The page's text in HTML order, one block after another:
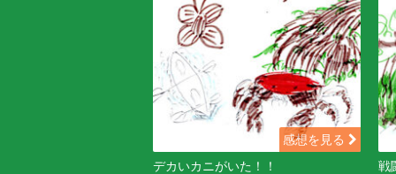
感想を見る
デカいカニがいた！！
戦